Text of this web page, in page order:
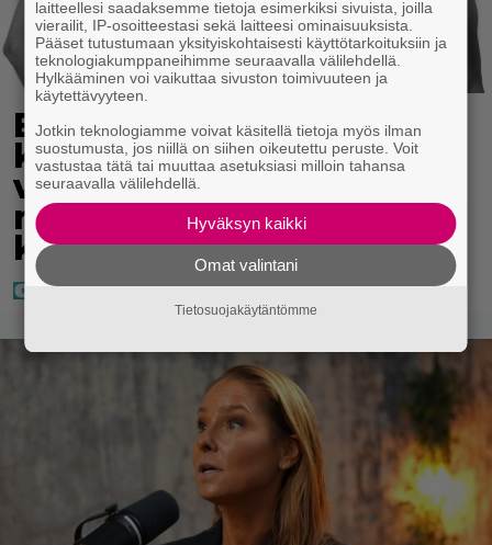
Eppu Normaali soitti
kaikkien aikojen
viimeisen konserttinsa –
nämä kappaleet sillä
kuultiin
laitteellesi saadaksemme tietoja esimerkiksi sivuista, joilla
vierailit, IP-osoitteestasi sekä laitteesi ominaisuuksista.
Pääset tutustumaan yksityiskohtaisesti käyttötarkoituksiin ja
teknologiakumppaneihimme seuraavalla välilehdellä.
Hylkääminen voi vaikuttaa sivuston toimivuuteen ja
käytettävyyteen.
Jotkin teknologiamme voivat käsitellä tietoja myös ilman
suostumusta, jos niillä on siihen oikeutettu peruste. Voit
vastustaa tätä tai muuttaa asetuksiasi milloin tahansa
seuraavalla välilehdellä.
Hyväksyn kaikki
Omat valintani
Tietosuojakäytäntömme